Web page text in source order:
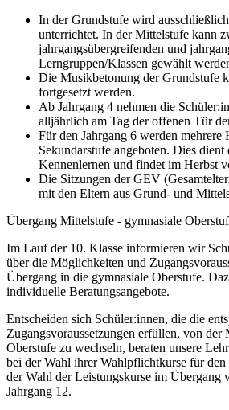
In der Grundstufe wird
unterrichtet. In der Mittelstufe kann
jahrgangsübergreifenden und
Lerngruppen/Klassen gewählt
Die Musikbetonung der Grundstufe
fortgesetzt werden.
Ab Jahrgang 4 nehmen die
alljährlich am Tag der offenen Tür
Für den Jahrgang 6 werden mehrere
Sekundarstufe angeboten. Dies dient
Kennenlernen und findet im Herbst
Die Sitzungen der GEV
mit den Eltern aus Grund- und
Übergang Mittelstufe - gymnasiale
Im Lauf der 10. Klasse informieren wir
über die Möglichkeiten und
Übergang in die gymnasiale Oberstufe.
individuelle Beratungsangebote.
Entscheiden sich Schüler:innen, die die
Zugangsvoraussetzungen erfüllen, von der
Oberstufe zu wechseln, beraten unsere
bei der Wahl ihrer Wahlpflichtkurse für den
der Wahl der Leistungskurse im Übergang
Jahrgang 12.